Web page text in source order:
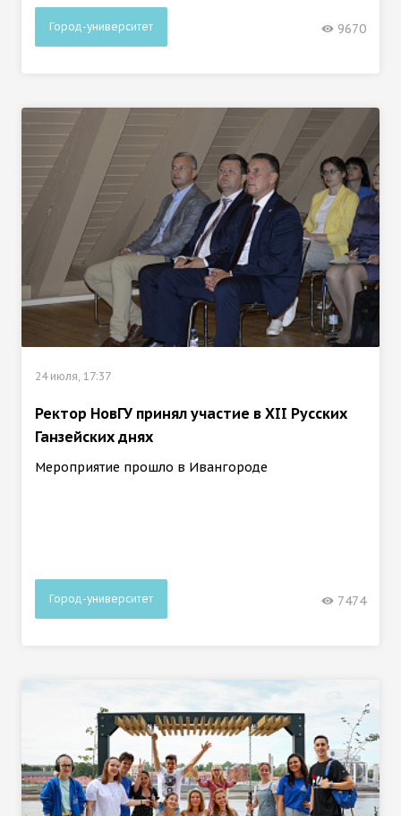
Город-университет 9670
24 июля, 17:37
Ректор НовГУ принял участие в ХII Русских
Ганзейских днях
Мероприятие прошло в Ивангороде
Город-университет 7474